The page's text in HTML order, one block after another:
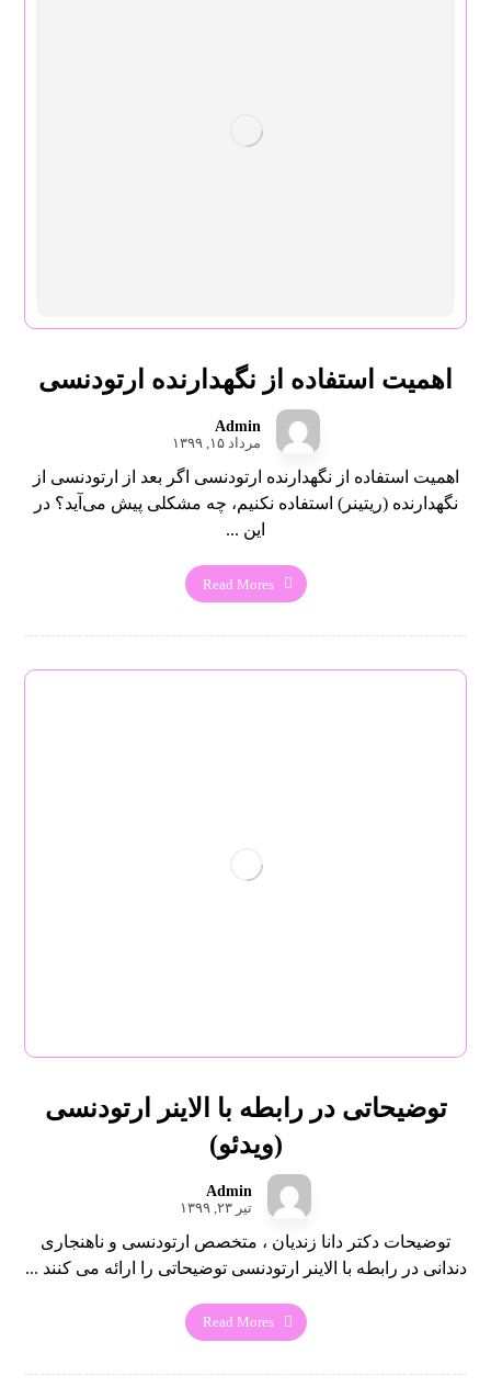
اهمیت استفاده از نگهدارنده ارتودنسی
Admin
مرداد ۱۵, ۱۳۹۹
اهمیت استفاده از نگهدارنده ارتودنسی اگر بعد از ارتودنسی از
نگهدارنده (ریتینر) استفاده نکنیم، چه مشکلی پیش می‌آید؟ در
این ...
Read Mores
توضیحاتی در رابطه با الاینر ارتودنسی
(ویدئو)
Admin
تیر ۲۳, ۱۳۹۹
توضیحات دکتر دانا زندیان ، متخصص ارتودنسی و ناهنجاری
دندانی در رابطه با الاینر ارتودنسی توضیحاتی را ارائه می کنند ...
Read Mores